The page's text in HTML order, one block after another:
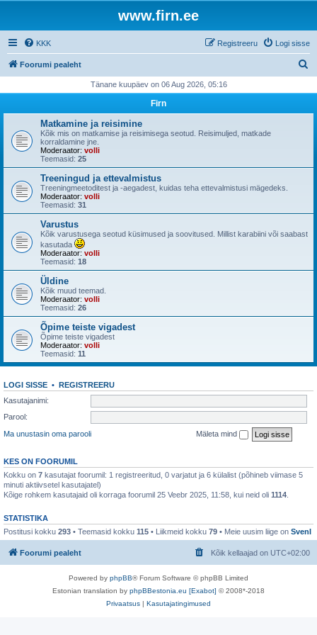
www.firn.ee
KKK Logi sisse
Registreeru
Foorumi pealeht
i
Tänane kuupäev on 06 Aug 2026, 05:16
Firn
Matkamine ja reisimine
Kõik mis on matkamise ja reisimisega seotud. Reisimuljed, matkade
korraldamine jne.
Moderaator: volli
Teemasid: 25
Treeningud ja ettevalmistus
Treeningmeetoditest ja -aegadest, kuidas teha ettevalmistusi mägedeks.
Moderaator: volli
Teemasid: 31
Varustus
Kõik varustusega seotud küsimused ja soovitused. Millist karabiini või saabast
kasutada
Moderaator: volli
Teemasid: 18
Üldine
Kõik muud teemad.
Moderaator: volli
Teemasid: 26
Õpime teiste vigadest
Õpime teiste vigadest
Moderaator: volli
Teemasid: 11
LOGI SISSE • REGISTREERU
Kasutajanimi:
Parool:
Ma unustasin oma parooli
Mäleta mind
KES ON FOORUMIL
Kokku on 7 kasutajat foorumil: 1 registreeritud, 0 varjatut ja 6 külalist (põhineb viimase 5
minuti aktiivsetel kasutajatel)
Kõige rohkem kasutajaid oli korraga foorumil 25 Veebr 2025, 11:58, kui neid oli 1114
STATISTIKA
Postitusi kokku 293 • Teemasid kokku 115 • Liikmeid kokku 79 • Meie uusim liige on SvenI
Foorumi pealeht Kõik kellaajad on UTC+02:00
Powered by phpBB® Forum Software © phpBB Limited
Estonian translation by phpBBestonia.eu [Exabot] © 2008*-2018
Privaatsus | Kasutajatingimused